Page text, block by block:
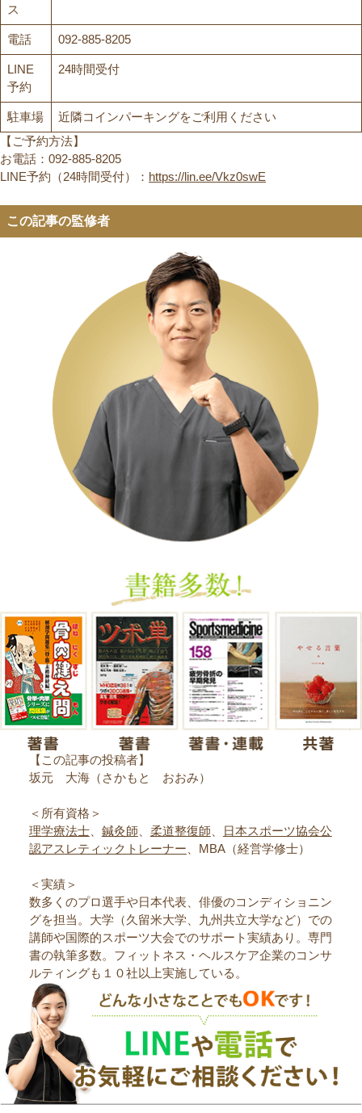
ス
電話 092-885-8205
LINE
予約
24時間受付
駐車場
近隣コインパーキングをご利用ください
【ご予約方法】
お電話：092-885-8205
LINE予約（24時間受付）： https://lin.ee/Vkz0swE
この記事の監修者
【この記事の投稿者】
坂元 大海（さかもと おおみ）
＜所有資格＞
理学療法士、 鍼灸師 柔道整復師
日本スポーツ協会公
認アスレティックトレーナー 、MBA（経営学修士）
＜実績＞
数多くのプロ選手や日本代表、俳優のコンディショニン
グを担当。大学（久留米大学、九州共立大学など）での
講師や国際的スポーツ大会でのサポート実績あり。専門
書の執筆多数。フィットネス・ヘルスケア企業のコンサ
ルティングも１０社以上実施している。